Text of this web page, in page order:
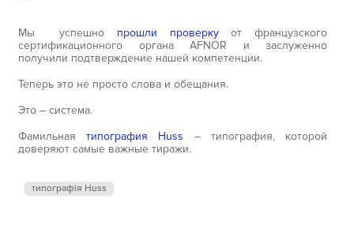
Мы успешно прошли проверкуот французского
сертификационного органа AFNOR и заслуженно
получили подтверждение нашей компетенции.
Теперь это не просто слова и обещания.
Это – система.
Фамильнаятипография Huss – типография, которой
доверяют самые важные тиражи.
типографія Huss